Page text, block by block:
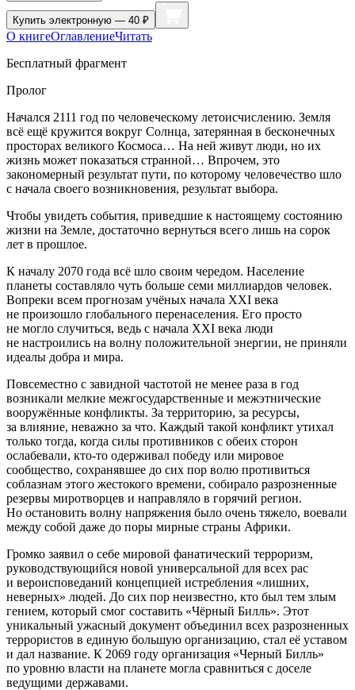
Купить электронную — 40 ₽
О книгеОглавлениеЧитать
Бесплатный фрагмент
Пролог
Начался 2111 год по человеческому летоисчислению. Земля
всё ещё кружится вокруг Солнца, затерянная в бесконечных
просторах великого Космоса… На ней живут люди, но их
жизнь может показаться странной… Впрочем, это
закономерный результат пути, по которому человечество шло
с начала своего возникновения, результат выбора.
Чтобы увидеть события, приведшие к настоящему состоянию
жизни на Земле, достаточно вернуться всего лишь на сорок
лет в прошлое.
К началу 2070 года всё шло своим чередом. Население
планеты составляло чуть больше семи миллиардов человек.
Вопреки всем прогнозам учёных начала XXI века
не произошло глобального перенаселения. Его просто
не могло случиться, ведь с начала XXI века люди
не настроились на волну положительной энергии, не приняли
идеалы добра и мира.
Повсеместно с завидной частотой не менее раза в год
возникали мелкие межгосударственные и межэтнические
вооружённые конфликты. За территорию, за ресурсы,
за влияние, неважно за что. Каждый такой конфликт утихал
только тогда, когда силы противников с обеих сторон
ослабевали, кто-то одерживал победу или мировое
сообщество, сохранявшее до сих пор волю противиться
соблазнам этого жестокого времени, собирало разрозненные
резервы миротворцев и направляло в горячий регион.
Но остановить волну напряжения было очень тяжело, воевали
между собой даже до поры мирные страны Африки.
Громко заявил о себе мировой фанатический терроризм,
руководствующийся новой универсальной для всех рас
и вероисповеданий концепцией истребления «лишних,
неверных» людей. До сих пор неизвестно, кто был тем злым
гением, который смог составить «Чёрный Билль». Этот
уникальный ужасный документ объединил всех разрозненных
террористов в единую большую организацию, стал её уставом
и дал название. К 2069 году организация «Черный Билль»
по уровню власти на планете могла сравниться с доселе
ведущими державами.